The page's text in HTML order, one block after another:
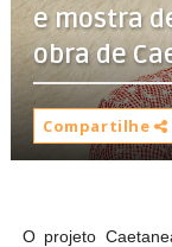
e mostra
obra de
Compartilhe
O projeto